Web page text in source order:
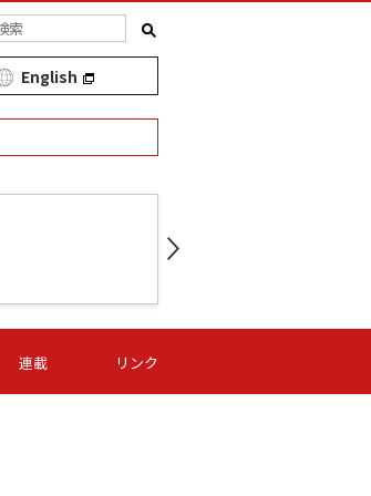
English
第16節 09/06 (日) 15:00
- -
連載 リンク